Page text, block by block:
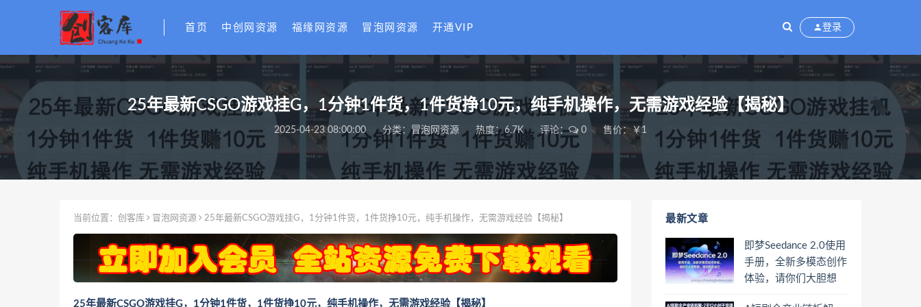
首页 中创网资源 福缘网资源 冒泡网资源 开通VIP 登录
25年最新CSGO游戏挂G，1分钟1件货，1件货挣10元，纯手机操作，无需游戏经验【揭秘】
2025-04-23 08:00:00 分类：冒泡网资源 热度：6.7K 评论： 0 售价：￥1
当前位置： 创客库 冒泡网资源 25年最新CSGO游戏挂G，1分钟1件货，1件货挣10元，纯手机操作，无需游戏经验【揭秘】
25年最新CSGO游戏挂G，1分钟1件货，1件货挣10元，纯手机操作，无需游戏经验【揭秘】
最新文章
即梦Seedance 2.0使用
手册，全新多模态创作
体验，请你们大胆想